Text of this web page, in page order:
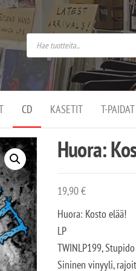
–
on
CD KASETIT T-
Huora:
19,90€
Huora: Kosto elää!
LP
TWINLP199,
Sininen vinyyli,